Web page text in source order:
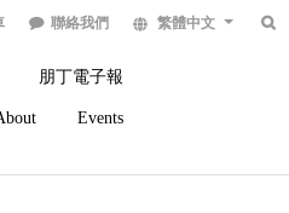
聯絡我們 繁體中文
朋丁電子報
Events